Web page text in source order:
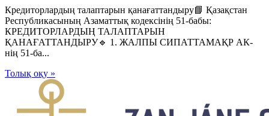
Кредиторлардың талаптарын қанағаттандыру📘 Қазақстан
Республикасының Азаматтық кодексінің 51-бабы:
КРЕДИТОРЛАРДЫҢ ТАЛАПТАРЫН
ҚАНАҒАТТАНДЫРУ🔹 1. ЖАЛПЫ СИПАТТАМАҚР АК-
нің 51-ба...
Толық оқу »